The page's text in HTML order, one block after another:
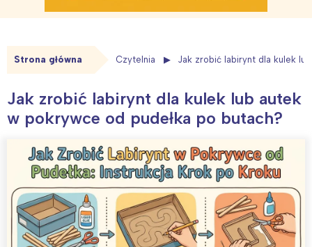
Strona główna Czytelnia Jak zrobić labirynt dla kulek
Jak zrobić labirynt dla kulek lub autek
w pokrywce od pudełka po butach?